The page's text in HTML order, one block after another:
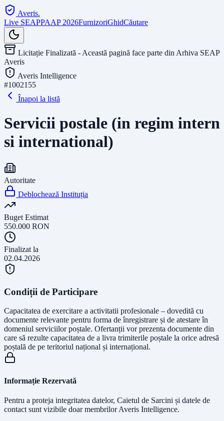
Averis.
Live SEAPPAAP 2026FurnizoriGhidCăutare
Licitație Finalizată - Această pagină face parte din Arhiva SEAP
Averis
Averis Intelligence
#1002155
Înapoi la listă
Servicii postale (in regim intern
si international)
Autoritate
Deblochează Instituția
Buget Estimat
550.000 RON
Finalizat la
02.04.2026
Condiții de Participare
Capacitatea de exercitare a activitatii profesionale – dovedită cu
documente relevante pentru forma de înregistrare și de atestare în
domeniul serviciilor poștale. Ofertanții vor prezenta documente din
care să rezulte capacitatea de a livra trimiterile poștale la orice adresă
poștală de pe teritoriul național și internațional.
Informație Rezervată
Pentru a proteja integritatea datelor, Caietul de Sarcini și datele de
contact sunt vizibile doar membrilor Averis Intelligence.